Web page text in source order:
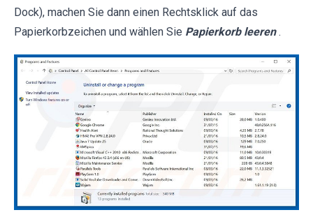
Dock), machen Sie dann einen Rechtsklick auf das
Papierkorbzeichen und wählen Sie Papierkorb leeren .